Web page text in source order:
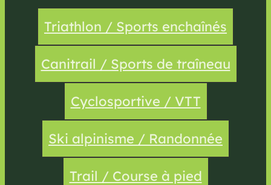
Triathlon / Sports enchaînés
Canitrail / Sports de traîneau
Cyclosportive / VTT
Ski alpinisme / Randonnée
Trail / Course à pied